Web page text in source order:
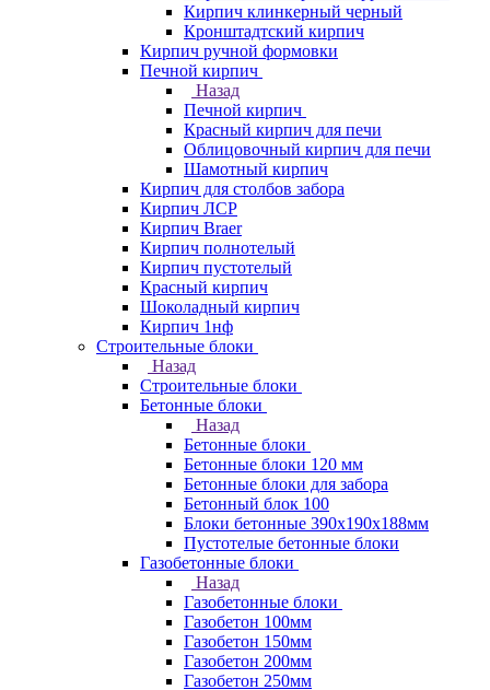
Кирпич клинкерный черный
Кронштадтский кирпич
Кирпич ручной формовки
Печной кирпич
Назад
Печной кирпич
Красный кирпич для печи
Облицовочный кирпич для печи
Шамотный кирпич
Кирпич для столбов забора
Кирпич ЛСР
Кирпич Braer
Кирпич полнотелый
Кирпич пустотелый
Красный кирпич
Шоколадный кирпич
Кирпич 1нф
Строительные блоки
Назад
Строительные блоки
Бетонные блоки
Назад
Бетонные блоки
Бетонные блоки 120 мм
Бетонные блоки для забора
Бетонный блок 100
Блоки бетонные 390х190х188мм
Пустотелые бетонные блоки
Газобетонные блоки
Назад
Газобетонные блоки
Газобетон 100мм
Газобетон 150мм
Газобетон 200мм
Газобетон 250мм